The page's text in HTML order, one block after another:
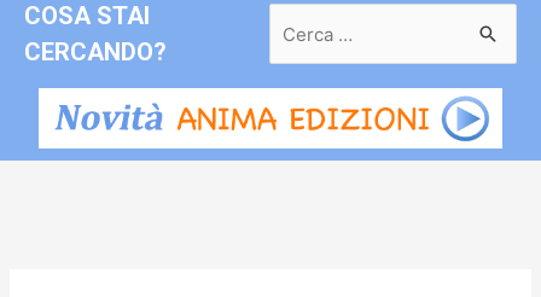
COSA STAI
CERCANDO?
per: